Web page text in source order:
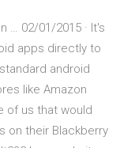
… 02/01/2015 · It's
apps directly to
android
like Amazon
of us that would
on their Blackberry